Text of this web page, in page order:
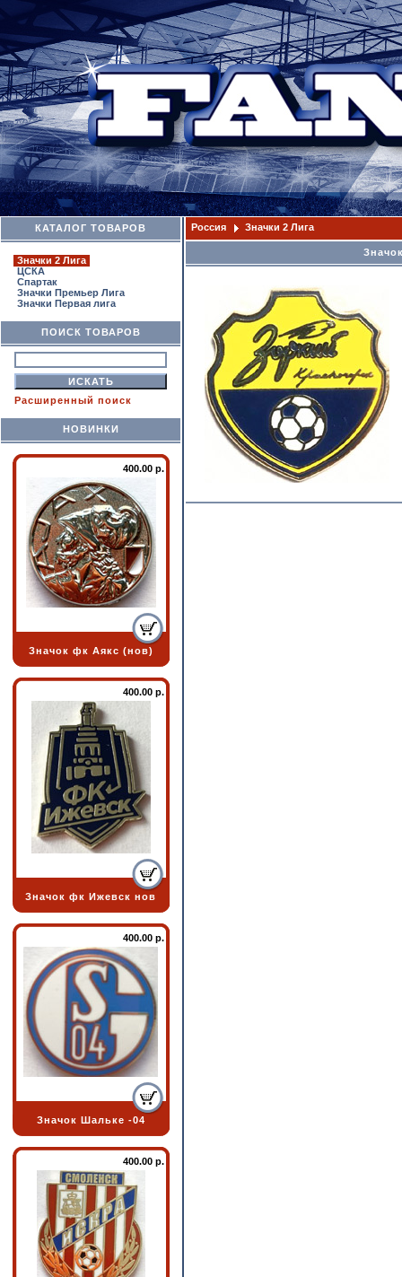
КАТАЛОГ ТОВАРОВ
Значки 2 Лига
ЦСКА
Спартак
Значки Премьер Лига
Значки Первая лига
ПОИСК ТОВАРОВ
Расширенный поиск
НОВИНКИ
400.00 р.
Значок фк Аякс (нов)
400.00 р.
Значок фк Ижевск нов
400.00 р.
Значок Шальке -04
400.00 р.
Россия Значки 2 Лига